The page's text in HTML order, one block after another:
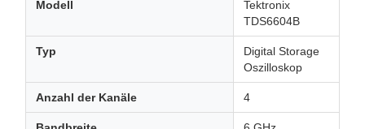
Modell
Tektronix
TDS6604B
Typ
Digital Storage
Oszilloskop
Anzahl der Kanäle 4